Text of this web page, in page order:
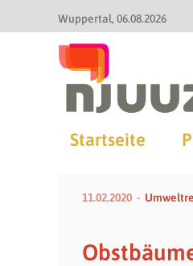
Wuppertal 06.08.2026
Startseite
11.02.2020